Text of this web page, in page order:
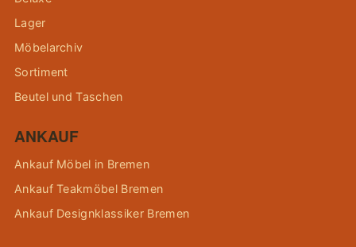
Lager
Möbelarchiv
Sortiment
Beutel und Taschen
ANKAUF
Ankauf Möbel in Bremen
Ankauf Teakmöbel Bremen
Ankauf Designklassiker Bremen